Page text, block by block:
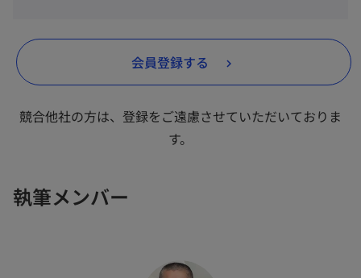
会員登録する
競合他社の方は、登録をご遠慮させていただいておりま
す。
執筆メンバー